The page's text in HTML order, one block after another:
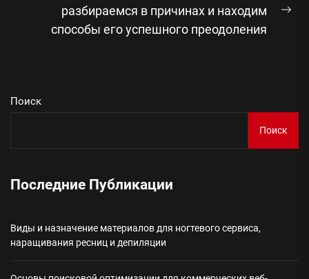
разбираемся в причинах и находим
способы его успешного преодоления
Поиск
Поиск
Последние Публикации
Виды и назначение материалов для ногтевого сервиса,
наращивания ресниц и депиляции